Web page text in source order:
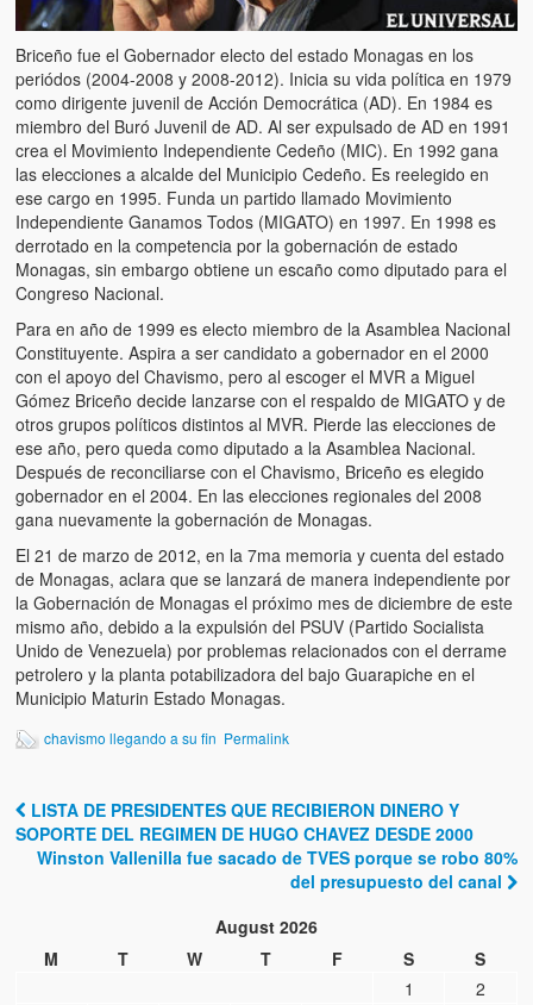
Briceño fue el Gobernador electo del estado Monagas en los
periódos (2004-2008 y 2008-2012). Inicia su vida política en 1979
como dirigente juvenil de Acción Democrática (AD). En 1984 es
miembro del Buró Juvenil de AD. Al ser expulsado de AD en 1991
crea el Movimiento Independiente Cedeño (MIC). En 1992 gana
las elecciones a alcalde del Municipio Cedeño. Es reelegido en
ese cargo en 1995. Funda un partido llamado Movimiento
Independiente Ganamos Todos (MIGATO) en 1997. En 1998 es
derrotado en la competencia por la gobernación de estado
Monagas, sin embargo obtiene un escaño como diputado para el
Congreso Nacional.
Para en año de 1999 es electo miembro de la Asamblea Nacional
Constituyente. Aspira a ser candidato a gobernador en el 2000
con el apoyo del Chavismo, pero al escoger el MVR a Miguel
Gómez Briceño decide lanzarse con el respaldo de MIGATO y de
otros grupos políticos distintos al MVR. Pierde las elecciones de
ese año, pero queda como diputado a la Asamblea Nacional.
Después de reconciliarse con el Chavismo, Briceño es elegido
gobernador en el 2004. En las elecciones regionales del 2008
gana nuevamente la gobernación de Monagas.
El 21 de marzo de 2012, en la 7ma memoria y cuenta del estado
de Monagas, aclara que se lanzará de manera independiente por
la Gobernación de Monagas el próximo mes de diciembre de este
mismo año, debido a la expulsión del PSUV (Partido Socialista
Unido de Venezuela) por problemas relacionados con el derrame
petrolero y la planta potabilizadora del bajo Guarapiche en el
Municipio Maturin Estado Monagas.
chavismo llegando a su fin Permalink
Post navigation
LISTA DE PRESIDENTES QUE RECIBIERON DINERO Y
SOPORTE DEL REGIMEN DE HUGO CHAVEZ DESDE 2000
Winston Vallenilla fue sacado de TVES porque se robo 80%
del presupuesto del canal
August 2026
M
T W T F S
S
1
2